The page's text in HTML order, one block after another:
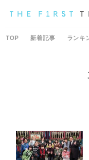
TOP 新着記事 ランキ